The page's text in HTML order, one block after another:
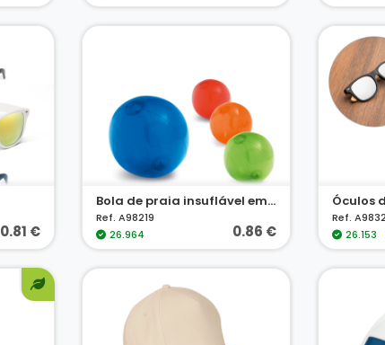
0.81 €
Bola de praia insuflável em PVC translúcido
Ref. A98219
26.964
0.86 €
Óculos
Ref.
26.153